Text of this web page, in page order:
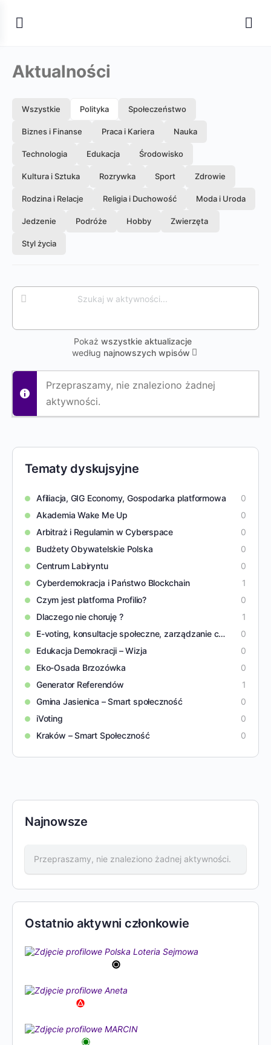
Aktualności
Wszystkie Polityka Społeczeństwo
Biznes i Finanse Praca i Kariera Nauka
Technologia Edukacja Środowisko
Kultura i Sztuka Rozrywka Sport Zdrowie
Rodzina i Relacje Religia i Duchowość Moda i Uroda
Jedzenie Podróże Hobby Zwierzęta
Styl życia
Szukaj
aktywności...
Pokaż wszystkie aktualizacje
według najnowszych wpisów
Przepraszamy, nie znaleziono żadnej
aktywności.
Tematy dyskujsyjne
Afiliacja, GIG Economy, Gospodarka platformowa
0
Akademia Wake Me Up
0
Arbitraż i Regulamin w Cyberspace
0
Budżety Obywatelskie Polska
0
Centrum Labiryntu
0
Cyberdemokracja i Państwo Blockchain
1
Czym jest platforma Profilio?
0
Dlaczego nie choruję ?
1
E-voting, konsultacje społeczne, zarządzanie cyfrowe
0
Edukacja Demokracji – Wizja
0
Eko-Osada Brzozówka
0
Generator Referendów
1
Gmina Jasienica – Smart społeczność
0
iVoting
0
Kraków – Smart Społeczność
0
Najnowsze
Przepraszamy, nie znaleziono żadnej aktywności.
Ostatnio aktywni członkowie